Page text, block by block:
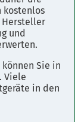
kostenlos
Hersteller
und
Sie in
Viele
in den